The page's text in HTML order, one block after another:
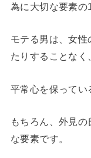
為に大切な要素の
モテる男は、女
たりすることなく
平常心を保ってい
もちろん、外見
な要素です。